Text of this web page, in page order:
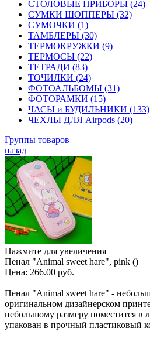
СТОЛОВЫЕ ПРИБОРЫ (24)
СУМКИ ШОППЕРЫ (32)
СУМОЧКИ (1)
ТАМБЛЕРЫ (30)
ТЕРМОКРУЖКИ (9)
ТЕРМОСЫ (22)
ТЕТРАДИ (83)
ТОЧИЛКИ (24)
ФОТОАЛЬБОМЫ (31)
ФОТОРАМКИ (15)
ЧАСЫ и БУДИЛЬНИКИ (133)
ЧЕХЛЫ ДЛЯ Airpods (20)
Группы товаров
назад
Нажмите для увеличения
Пенал "Animal sweet hare", pink ()
Цена: 266.00 руб.
Пенал "Animal sweet hare" -
оригинальном дизайнерском
небольшому размеру поместится в
упакован в прочный пластиковый